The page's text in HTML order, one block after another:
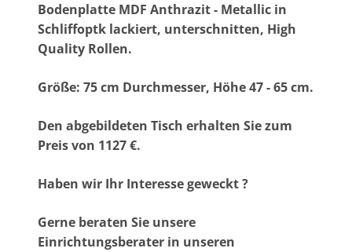
Bodenplatte MDF Anthrazit - Metallic in
Schliffoptk lackiert, unterschnitten, High
Quality Rollen.
Größe: 75 cm Durchmesser, Höhe 47 - 65 cm.
Den abgebildeten Tisch erhalten Sie zum
Preis von 1127 €.
Haben wir Ihr Interesse geweckt ?
Gerne beraten Sie unsere
Einrichtungsberater in unseren